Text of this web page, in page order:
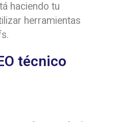
haciendo tu
herramientas
técnico